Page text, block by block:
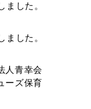
ました。
ました。
人青幸会
ーズ保育